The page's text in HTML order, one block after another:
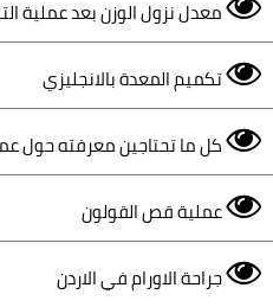
معدل نزول الوزن بعد عملية
تكميم المعدة بالانجليزي
كل ما تحتاجين معرفته حول
عملية قص القولون
جراحة الاورام في الاردن